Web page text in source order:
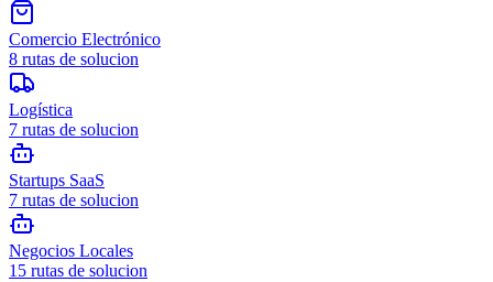
Comercio Electrónico
8 rutas de solucion
Logística
7 rutas de solucion
Startups SaaS
7 rutas de solucion
Negocios Locales
15 rutas de solucion